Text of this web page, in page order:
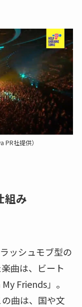
社提供）
組み
ッシュモブ型の
曲は、ビート
Friends」。
曲は、国や文